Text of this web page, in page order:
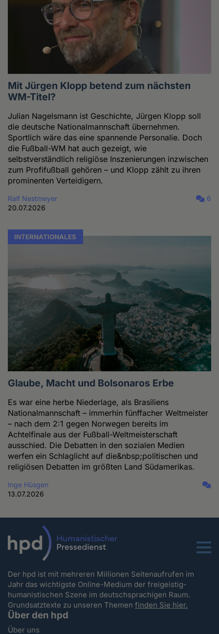
Mit Jürgen Klopp betend zum nächsten
WM-Titel?
Julian Nagelsmann ist Geschichte, Jürgen Klopp soll
die deutsche Nationalmannschaft übernehmen.
Sportlich wäre das eine spannende Personalie. Doch
die Fußball-WM hat auch gezeigt, wie
selbstverständlich religiöse Inszenierungen inzwischen
zum Profifußball gehören – und Klopp zählt zu ihren
prominenten Verteidigern.
Ralf Nestmeyer
20.07.2026
6
INTERNATIONALES
Glaube, Macht und Bolsonaros Erbe
Es war eine herbe Niederlage, als Brasiliens
Nationalmannschaft – immerhin fünffacher Weltmeister
– nach dem 2:1 gegen Norwegen bereits im
Achtelfinale aus der Fußball-Weltmeisterschaft
ausschied. Die Debatten in den sozialen Medien
werfen ein Schlaglicht auf die&nbsp;politischen und
religiösen Debatten im größten Land Südamerikas.
Inge Hüsgen
13.07.2026
Menu
Der hpd ist mit mehreren Millionen Seitenaufrufen im
Jahr das wichtigste Online-Medium der freigeistig-
humanistischen Szene im deutschsprachigen Raum.
Grundsatztexte zu unseren Themenfinden Sie hier.
Über den hpd
Über uns